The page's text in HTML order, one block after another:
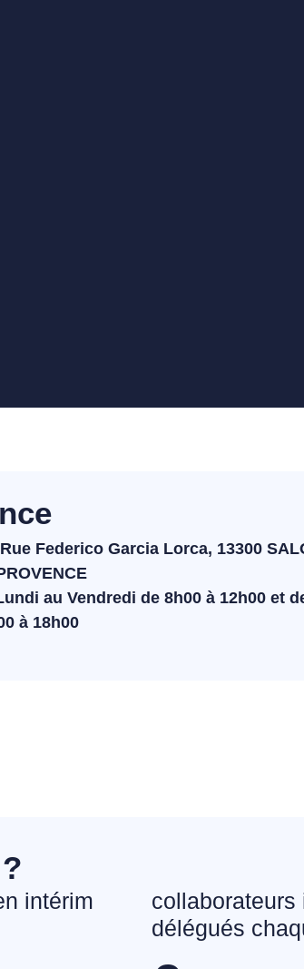
Federico Garcia Lorca, 13300
au Vendredi de 8h00 à 12h00 et
à 18h00
?
intérim
collaborateurs
délégués